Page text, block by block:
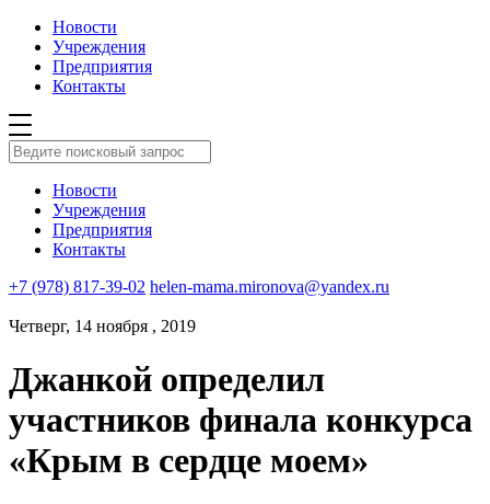
Новости
Учреждения
Предприятия
Контакты
Новости
Учреждения
Предприятия
Контакты
+7 (978) 817-39-02 helen-mama.mironova@yandex.ru
Четверг, 14 ноября , 2019
Джанкой определил
участников финала конкурса
«Крым в сердце моем»